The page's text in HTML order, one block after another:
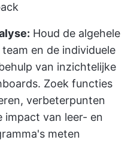
Houd de algehele
en de individuele
van inzichtelijke
Zoek functies
verbeterpunten
impact van leer- en
meten